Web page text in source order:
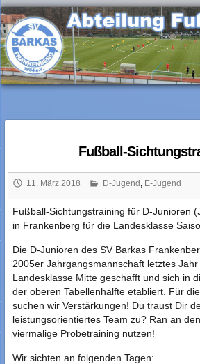
Skip
to
content
SV Barkas Abt.
Fußball-
11. März 2018 D-Jugend , E-Jugend
Fußball-Sichtungstraining für D-Junioren
in Frankenberg für die Landesklasse
Die D-Junioren des SV Barkas
2005er Jahrgangsmannschaft letztes
Landesklasse Mitte geschafft und sich in
der oberen Tabellenhälfte etabliert. Für
suchen wir Verstärkungen! Du traust Dir
leistungsorientiertes Team zu? Ran an
viermalige Probetraining nutzen!
Wir sichten an folgenden Tagen: